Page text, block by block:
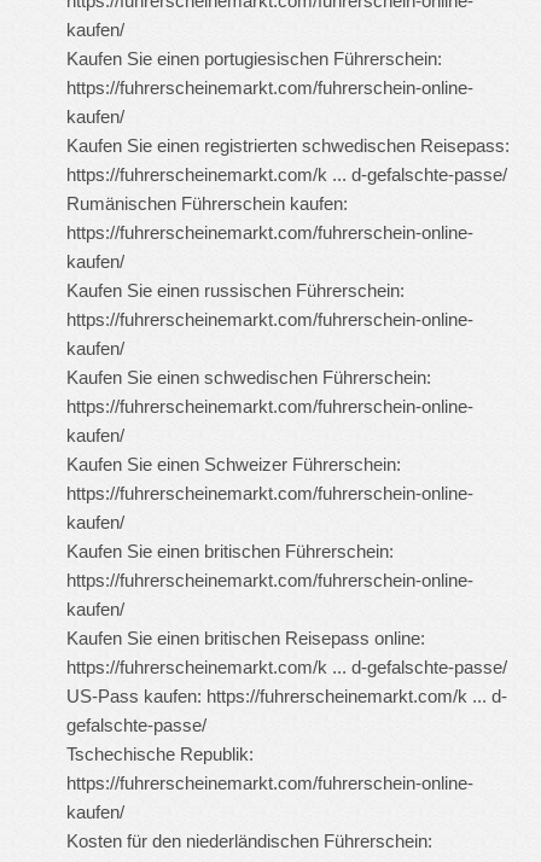
kaufen/
Kaufen Sie einen portugiesischen Führerschein:
https://fuhrerscheinemarkt.com/fuhrerschein-online-
kaufen/
Kaufen Sie einen registrierten schwedischen Reisepass:
https://fuhrerscheinemarkt.com/k ... d-gefalschte-passe/
Rumänischen Führerschein kaufen:
https://fuhrerscheinemarkt.com/fuhrerschein-online-
kaufen/
Kaufen Sie einen russischen Führerschein:
https://fuhrerscheinemarkt.com/fuhrerschein-online-
kaufen/
Kaufen Sie einen schwedischen Führerschein:
https://fuhrerscheinemarkt.com/fuhrerschein-online-
kaufen/
Kaufen Sie einen Schweizer Führerschein:
https://fuhrerscheinemarkt.com/fuhrerschein-online-
kaufen/
Kaufen Sie einen britischen Führerschein:
https://fuhrerscheinemarkt.com/fuhrerschein-online-
kaufen/
Kaufen Sie einen britischen Reisepass online:
https://fuhrerscheinemarkt.com/k ... d-gefalschte-passe/
US-Pass kaufen: https://fuhrerscheinemarkt.com/k ... d-
gefalschte-passe/
Tschechische Republik:
https://fuhrerscheinemarkt.com/fuhrerschein-online-
kaufen/
Kosten für den niederländischen Führerschein: